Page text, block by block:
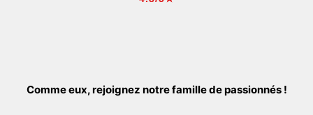
Comme eux, rejoignez notre famille de passionnés !